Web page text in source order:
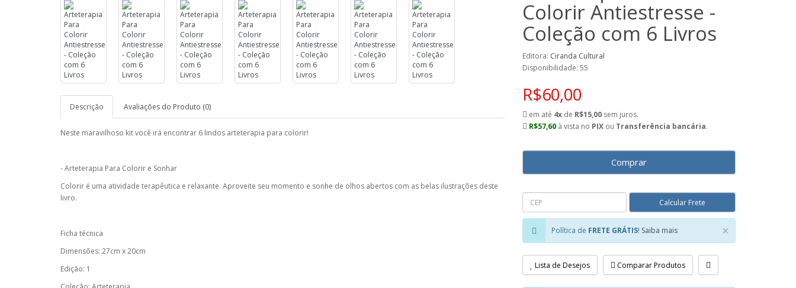
Descrição Avaliações do Produto (0)
Neste maravilhoso kit você irá encontrar 6 lindos arteterapia para colorir!
- Arteterapia Para Colorir e Sonhar
Colorir é uma atividade terapêutica e relaxante. Aproveite seu momento e sonhe de olhos abertos com as belas ilustrações deste
livro.
Ficha técnica
Dimensões: 27cm x 20cm
Edição: 1
Colorir Antiestresse -
Coleção com 6 Livros
Editora: Ciranda Cultural
Disponibilidade: 55
R$60,00
em até 4x de R$15,00 sem juros.
R$57,60 à vista no PIX ou Transferência bancária.
Comprar
×
Política de FRETE GRÁTIS! Saiba mais
Lista de Desejos Comparar Produtos